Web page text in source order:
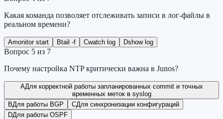
Какая команда позволяет отслеживать записи в лог-файлы в
реальном времени?
Amonitor start Btail -f Cwatch log Dshow log
Вопрос 5 из 7
Почему настройка NTP критически важна в Junos?
AДля корректной работы запланированных commit и точных
временных меток в syslog
BДля работы BGP CДля синхронизации конфигураций
DДля работы OSPF